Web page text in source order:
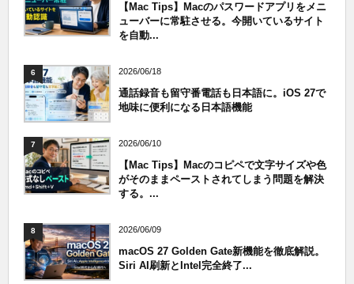
【Mac Tips】Macのパスワードアプリをメニ
ューバーに常駐させる。今開いているサイト
を自動...
6 2026/06/18
通話録音も留守番電話も日本語に。iOS 27で
地味に便利になる日本語機能
7 2026/06/10
【Mac Tips】Macのコピペで文字サイズや色
がそのままペーストされてしまう問題を解決
する。...
8 2026/06/09
macOS 27 Golden Gate新機能を徹底解説。
Siri AI刷新とIntel完全終了...